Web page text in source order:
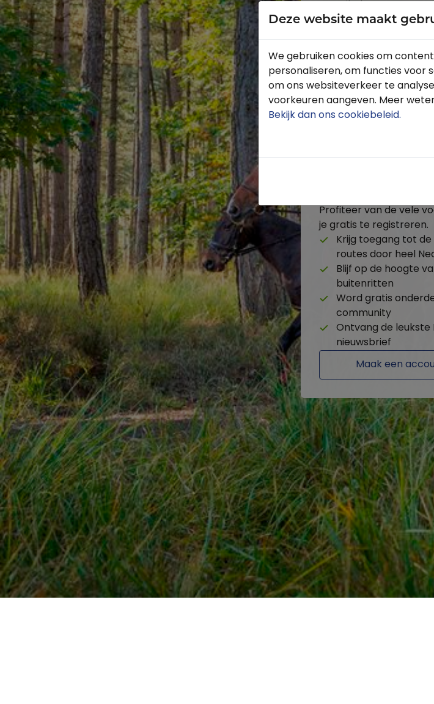
Inloggen
Wachtwoord
Heb je nog geen
Profiteer van de vele
je gratis te registreren.
Krijg toegang tot
routes door heel
Blijf op de hoogte
buitenritten
Word gratis
community
Ontvang de leukste
nieuwsbrief
Maak een
Deze website maakt
We gebruiken cookies om
personaliseren, om functies voor
om ons websiteverkeer te
voorkeuren aangeven. Meer
Bekijk dan ons cookiebeleid.